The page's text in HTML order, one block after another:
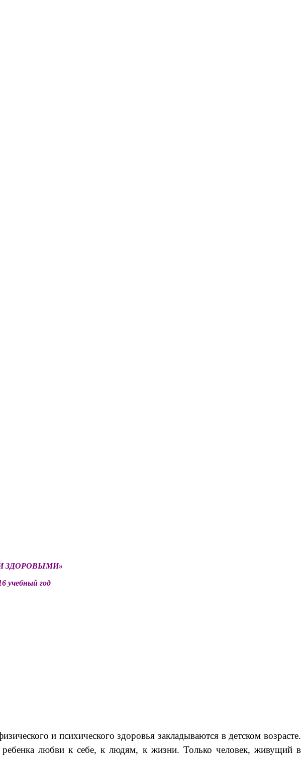
ЗДОРОВЫМИ»
год
и психического здоровья закладываются в детском возрасте.
любви к себе, к людям, к жизни. Только человек, живущий в